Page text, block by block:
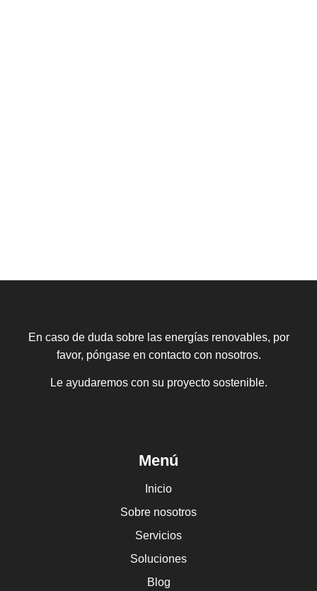
En caso de duda sobre las energías renovables, por
favor, póngase en contacto con nosotros.
Le ayudaremos con su proyecto sostenible.
Menú
Inicio
Sobre nosotros
Servicios
Soluciones
Blog